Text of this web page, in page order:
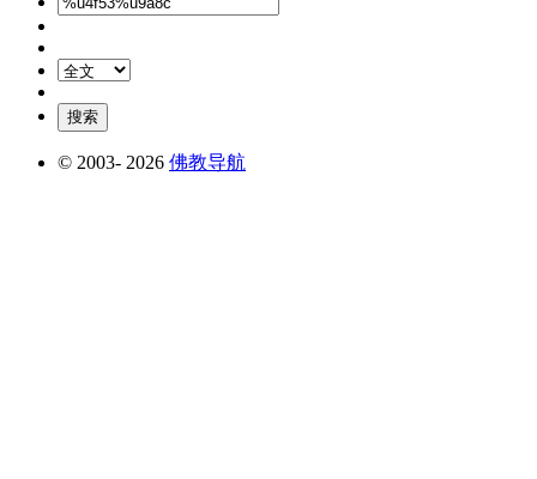
© 2003- 2026 佛教导航